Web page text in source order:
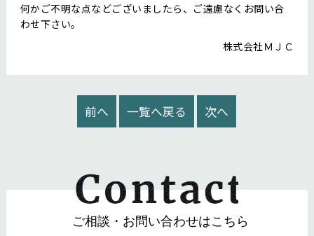
何かご不明な点などございましたら、ご遠慮なくお問い合
わせ下さい。
株式会社ＭＪＣ
前へ 一覧へ戻る 次へ
ご相談・お問い合わせはこちら